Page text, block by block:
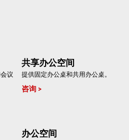
议
共享办公空间
提供固定办公桌和共用办公桌。
咨询
办公空间